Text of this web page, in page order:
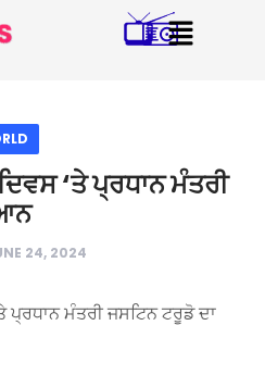
‘ਤੇ ਪ੍ਰਧਾਨ ਮੰਤਰੀ
24, 2024